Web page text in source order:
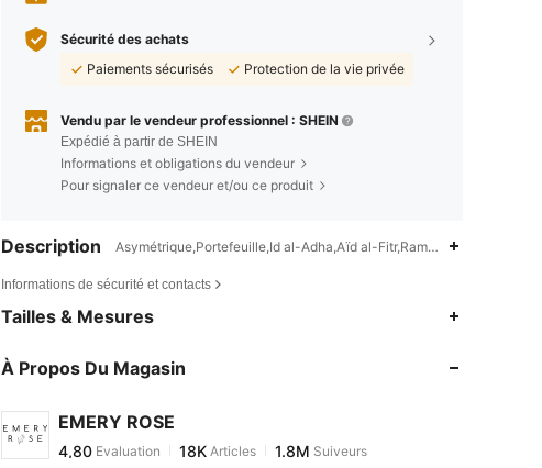
Sécurité des achats
Paiements sécurisés
Protection de la vie privée
Vendu par le vendeur professionnel : SHEIN
Expédié à partir de SHEIN
Informations et obligations du vendeur
Pour signaler ce vendeur et/ou ce produit
Description Asymétrique,Portefeuille,Id al-Adha,Aïd al-Fitr,Ramadan,Lavage à la
Informations de sécurité et contacts
Tailles & Mesures
À Propos Du Magasin
EMERY ROSE
4,80
18K
4,80 Evaluation
T***aest en train de naviguer